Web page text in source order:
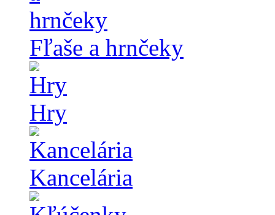
Fľaše a hrnčeky
Hry
Kancelária